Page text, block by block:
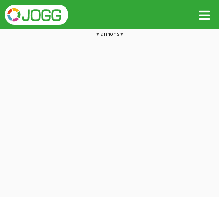
annons